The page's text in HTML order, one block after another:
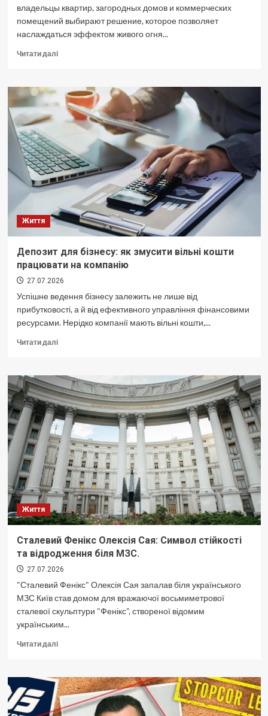
владельцы квартир, загородных домов и коммерческих
помещений выбирают решение, которое позволяет
наслаждаться эффектом живого огня...
Читати даліДокладніше
идеальное
сочетание
технологий,
комфорта
и
современного
дизайна
Життя
Депозит для бізнесу: як змусити вільні кошти
працювати на компанію
27.07.2026
Успішне ведення бізнесу залежить не лише від
прибутковості, а й від ефективного управління фінансовими
ресурсами. Нерідко компанії мають вільні кошти,...
Читати даліДокладніше
для
бізнесу:
як
змусити
вільні
кошти
працювати
на
компанію
Життя
Сталевий Фенікс Олексія Сая: Символ стійкості
та відродження біля МЗС.
27.07.2026
"Сталевий Фенікс" Олексія Сая запалав біля українського
МЗС Київ став домом для вражаючої восьмиметрової
сталевої скульптури "Фенікс", створеної відомим
українським...
Читати даліДокладніше
Фенікс
Олексія
Сая:
Символ